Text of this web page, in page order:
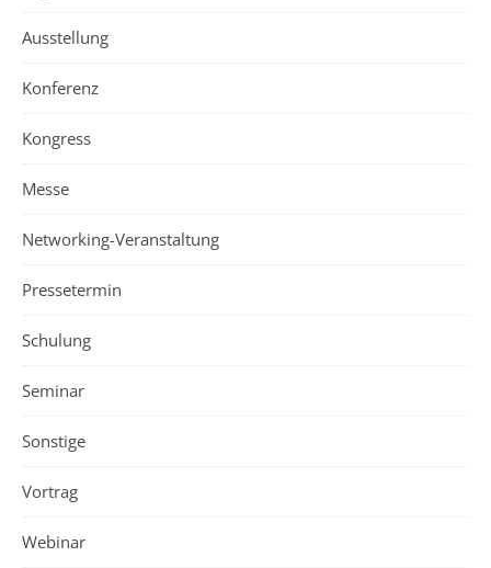
Ausstellung
Konferenz
Kongress
Messe
Networking-Veranstaltung
Pressetermin
Schulung
Seminar
Sonstige
Vortrag
Webinar